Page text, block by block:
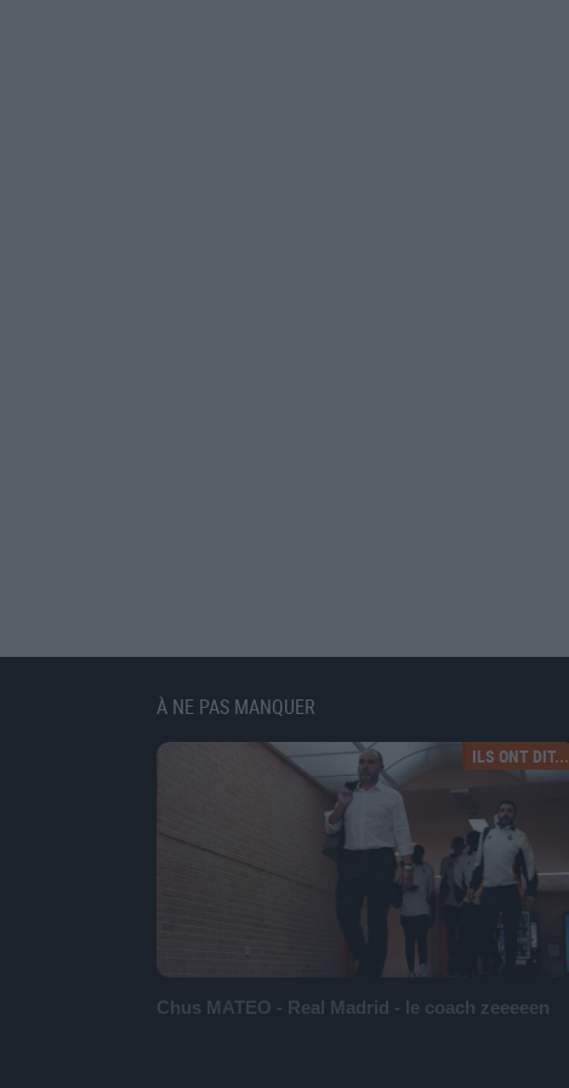
À NE PAS MANQUER
ILS ONT DIT...
Chus MATEO - Real Madrid - le coach zeeeeen